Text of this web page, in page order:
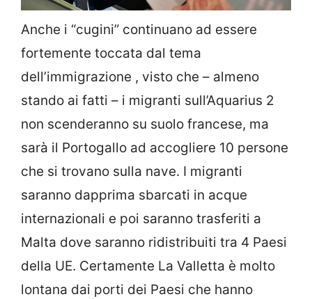
Anche i “cugini” continuano ad essere
fortemente toccata dal tema
dell’immigrazione , visto che – almeno
stando ai fatti – i migranti sull’Aquarius 2
non scenderanno su suolo francese, ma
sarà il Portogallo ad accogliere 10 persone
che si trovano sulla nave. I migranti
saranno dapprima sbarcati in acque
internazionali e poi saranno trasferiti a
Malta dove saranno ridistribuiti tra 4 Paesi
della UE. Certamente La Valletta è molto
lontana dai porti dei Paesi che hanno